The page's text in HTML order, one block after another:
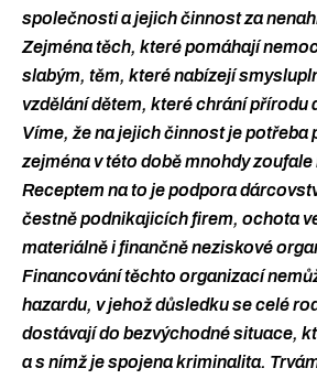
společnosti a jejich činnost za
Zejména těch, které pomáhají
slabým, těm, které nabízejí
vzdělání dětem, které chrání přírodu
Víme, že na jejich činnost je potřeba
zejména v této době mnohdy
Receptem na to je podpora
čestně podnikajicích firem, ochota
materiálně i finančně neziskové
Financování těchto organizací
hazardu, v jehož důsledku se celé
dostávají do bezvýchodné situace,
a s nímž je spojena kriminalita.